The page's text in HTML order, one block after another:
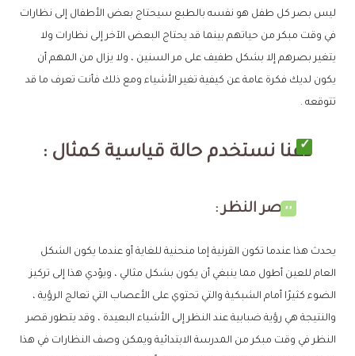
ليس بصر كل طفل هو نفسه بالطبع سيحتاج بعض الأطفال إلى نظارات
في وقت مبكر من حياتهم بينما قد يحتاج البعض الآخر إلى نظارات ولا
يتغير بصرهم إلا بشكل طفيف على مر السنين ، ولا يزال من المهم أن
يكون لديك فكرة عامة عن كيفية تغير الأشياء ومع ذلك فأنت تعرف ما قد
تتوقعه .
دعنا نستخدم حالة قياسية كمثال :
قصر النظر :
يحدث هذا عندما تكون القرنية إما منحنية للغاية أو عندما يكون الشكل
العام للعين أطول مما ينبغي أن يكون بشكل مثالي ، ويؤدي هذا إلى تركيز
الضوء كثيرًا أمام الشبكية والتي تحتوي على الأعصاب التي تعالج الرؤية ،
والنتيجة هي رؤية ضبابية عند النظر إلى الأشياء البعيدة ، وقد يتطور قصر
النظر في وقت مبكر من المدرسة الابتدائية ويمكن وصف النظارات في هذا